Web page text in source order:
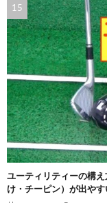
ユーティリティーの構
け・チーピン）が出や